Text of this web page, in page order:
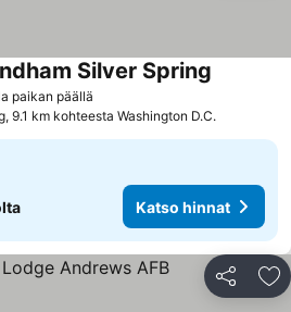
paikan päällä
Silver Spring
9.1 km kohteesta Washington D.C.
Katso hinnat
Jaa